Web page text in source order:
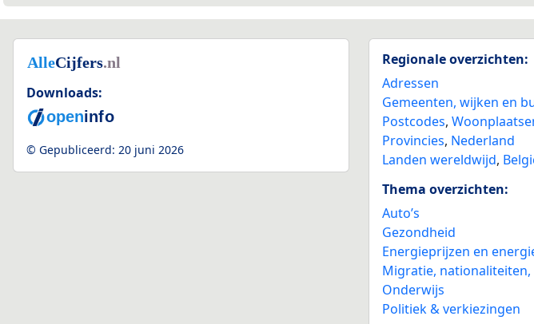
Downloads:
© Gepubliceerd: 20 juni 2026
Regionale overzichten:
Adressen
Gemeenten, wijken en
Postcodes,
Provincies, Nederland
Landen wereldwijd,
Thema overzichten:
Auto’s
Gezondheid
Energieprijzen en
Migratie,
Onderwijs
Politiek & verkiezingen